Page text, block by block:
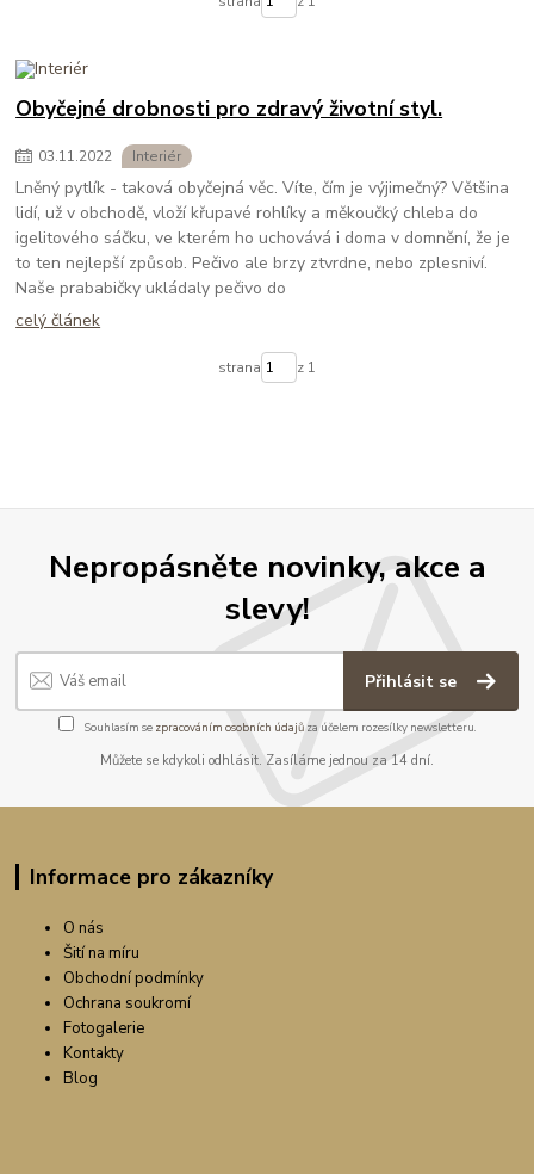
Obyčejné drobnosti pro zdravý životní styl.
03.11.2022 Interiér
Lněný pytlík - taková obyčejná věc. Víte, čím je výjimečný? Většina
lidí, už v obchodě, vloží křupavé rohlíky a měkoučký chleba do
igelitového sáčku, ve kterém ho uchovává i doma v domnění, že je
to ten nejlepší způsob. Pečivo ale brzy ztvrdne, nebo zplesniví.
Naše prababičky ukládaly pečivo do
celý článek
strana z 1
Nepropásněte novinky, akce a
slevy!
Přihlásit se
Souhlasím se zpracováním osobních údajůza účelem rozesílky newsletteru.
Můžete se kdykoli odhlásit. Zasíláme jednou za 14 dní.
Informace pro zákazníky
O nás
Šití na míru
Obchodní podmínky
Ochrana soukromí
Fotogalerie
Kontakty
Blog